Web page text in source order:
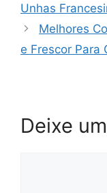
Unhas
Melhores
e Frescor Para
Deixe